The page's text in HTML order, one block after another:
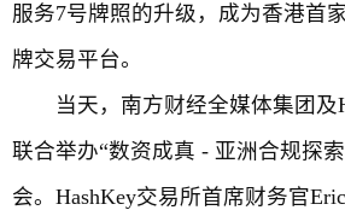
服务7号牌照的升级，成为香港首
牌交易平台。
当天，南方财经全媒体集团及
联合举办“数资成真 - 亚洲合规探
会。HashKey交易所首席财务官Eric